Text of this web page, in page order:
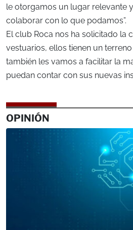
le otorgamos un lugar relevante
colaborar con lo que podamos”.
El club Roca nos ha solicitado la
vestuarios, ellos tienen un
también les vamos a facilitar la
puedan contar con sus nuevas
OPINIÓN